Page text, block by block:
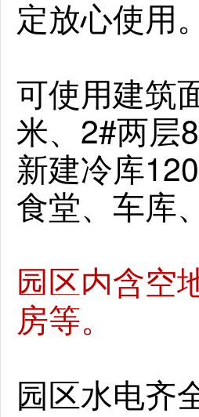
定放心使用。
可使用建筑
米、2#两层
新建冷库
食堂、车库
园区内含空
房等。
园区水电齐